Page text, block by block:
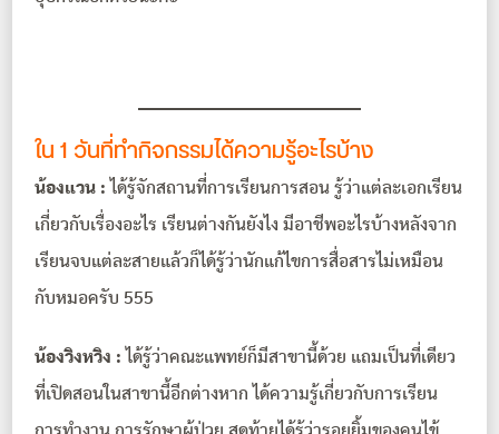
ใน 1 วันที่ทำกิจกรรมได้ความรู้อะไรบ้าง
น้องแวน : ได้รู้จักสถานที่การเรียนการสอน รู้ว่าแต่ละเอกเรียน
เกี่ยวกับเรื่องอะไร เรียนต่างกันยังไง มีอาชีพอะไรบ้างหลังจาก
เรียนจบแต่ละสายแล้วก็ได้รู้ว่านักแก้ไขการสื่อสารไม่เหมือน
กับหมอครับ 555
น้องวิงหวิง : ได้รู้ว่าคณะแพทย์ก็มีสาขานี้ด้วย แถมเป็นที่เดียว
ที่เปิดสอนในสาขานี้อีกต่างหาก ได้ความรู้เกี่ยวกับการเรียน